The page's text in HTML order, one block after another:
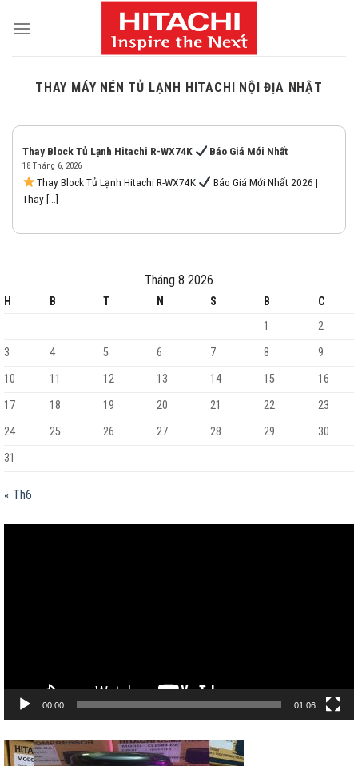
THAY MÁY NÉN TỦ LẠNH HITACHI NỘI ĐỊA NHẬT
Thay Block Tủ Lạnh Hitachi R-WX74K Báo Giá Mới Nhất
18 Tháng 6, 2026
Thay Block Tủ Lạnh Hitachi R-WX74K
Báo Giá Mới Nhất 2026 |
Thay [...]
Tháng 8 2026
H B T N S B
C
1
2
3
4 5 6 7 8
9
10
11 12 13 14 15
16
17
18 19 20 21 22
23
24
25 26 27 28 29
30
31
« Th6
00:00 01:06